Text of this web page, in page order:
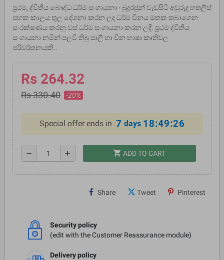
ප්‍රථම, ද්විතීය බෞද්ධ ධර්ම සංගායනා - බුදුරජුන් වැඩසිටි අවුරුදු හතලිස්
පහක කාලය තුල දේශනා කරන ලද ධර්ම විනය මතක තබාගෙන
සංරක්ෂණය කරනු වස් ධර්ම සංගායනා කරන ලදී. ප්‍රථම ද්විතීය
සංගායනා නමින් පලවී තිබු පාලි හා චීන භාෂා කෘතිවල
පරිවර්තනයකි..
Rs 264.32
Rs 330.40 -20%
Special offer ends in 7 days 18:49:25
remove add shopping_cart ADD TO CART
Share Tweet Pinterest
Security policy
(edit with the Customer Reassurance module)
Delivery policy